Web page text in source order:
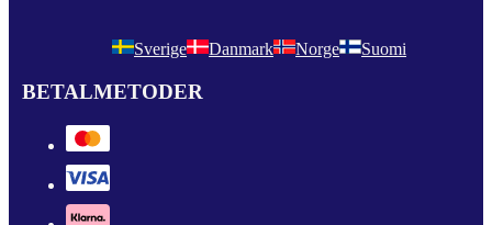
Sverige Danmark Norge Suomi
BETALMETODER